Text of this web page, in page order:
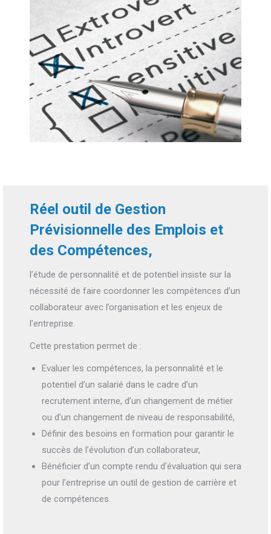
Réel outil de Gestion
Prévisionnelle des Emplois et
des Compétences,
l’étude de personnalité et de potentiel insiste sur la
nécessité de faire coordonner les compétences d’un
collaborateur avec l’organisation et les enjeux de
l’entreprise.
Cette prestation permet de :
Evaluer les compétences, la personnalité et le
potentiel d’un salarié dans le cadre d’un
recrutement interne, d’un changement de métier
ou d’un changement de niveau de responsabilité,
Définir des besoins en formation pour garantir le
succès de l’évolution d’un collaborateur,
Bénéficier d’un compte rendu d’évaluation qui sera
pour l’entreprise un outil de gestion de carrière et
de compétences.